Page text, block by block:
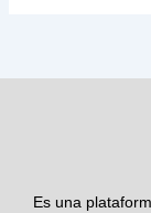
Es una